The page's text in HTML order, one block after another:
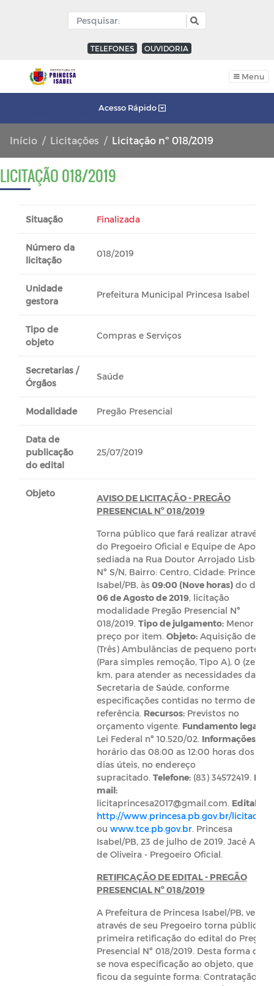
TELEFONES OUVIDORIA
Menu
Acesso Rápido
Início Licitações Licitação nº 018/2019
LICITAÇÃO 018/2019
Situação Finalizada
Número da
licitação
018/2019
Unidade
gestora
Prefeitura Municipal Princesa Isabel
Tipo de
objeto
Compras e Serviços
Secretarias /
Órgãos
Saúde
Modalidade Pregão Presencial
Data de
publicação
do edital
25/07/2019
Objeto AVISO DE LICITAÇÃO - PREGÃO
PRESENCIAL Nº 018/2019
Torna público que fará realizar através
do Pregoeiro Oficial e Equipe de Apoio,
sediada na Rua Doutor Arrojado Lisboa,
Nº S/N, Bairro: Centro, Cidade: Princesa
Isabel/PB, às 09:00 (Nove horas)do dia
06 de Agosto de 2019, licitação
modalidade Pregão Presencial Nº
018/2019. Tipo de julgamento:Menor
preço por item. Objeto:Aquisição de 03
(Três) Ambulâncias de pequeno porte
(Para simples remoção, Tipo A), 0 (zero)
km, para atender as necessidades da
Secretaria de Saúde, conforme
especificações contidas no termo de
referência. Recursos:Previstos no
orçamento vigente. Fundamento legal:
Lei Federal nº 10.520/02. Informações:
horário das 08:00 as 12:00 horas dos
dias úteis, no endereço
supracitado. Telefone:(83) 34572419. E-
mail:
licitaprincesa2017@gmail.com. Edital:
http://www.princesa.pb.gov.br/licitacoes
ou www.tce.pb.gov.br. Princesa
Isabel/PB, 23 de julho de 2019. Jacé Alves
de Oliveira - Pregoeiro Oficial.
RETIFICAÇÃO DE EDITAL - PREGÃO
PRESENCIAL Nº 018/2019
A Prefeitura de Princesa Isabel/PB, vem
através de seu Pregoeiro torna público a
primeira retificação do edital do Pregão
Presencial Nº 018/2019. Desta forma dar-
se nova especificação ao objeto, que
ficou da seguinte forma: Contratação de